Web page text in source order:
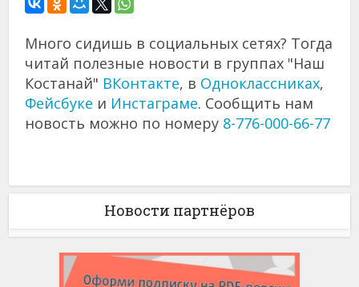
Много сидишь в социальных сетях? Тогда
читай полезные новости в группах "Наш
Костанай" ВКонтакте, в Одноклассниках,
Фейсбуке и Инстаграме. Сообщить нам
новость можно по номеру 8-776-000-66-77
Новости партнёров